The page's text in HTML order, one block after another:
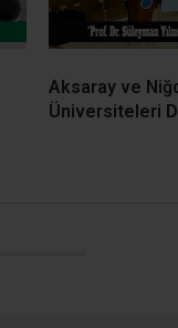
Aksaray ve
Üniversiteleri